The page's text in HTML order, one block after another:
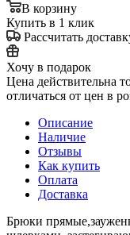
В корзину
Купить в 1 клик
Рассчитать
Хочу в подарок
Цена действительна
отличаться от цен в
Описание
Наличие
Отзывы
Как купить
Оплата
Доставка
Брюки